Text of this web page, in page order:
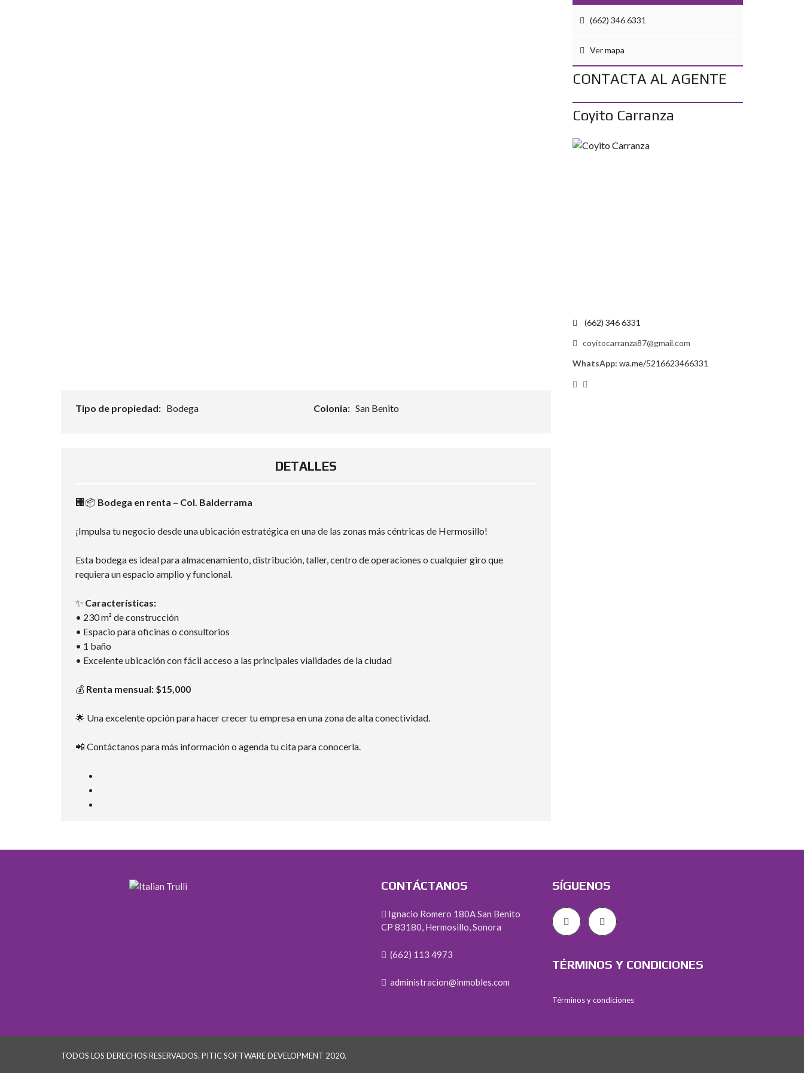
Tipo de propiedad: Bodega Colonia: San Benito
DETALLES
🏢📦 Bodega en renta – Col. Balderrama
¡Impulsa tu negocio desde una ubicación estratégica en una de las zonas más céntricas de Hermosillo!
Esta bodega es ideal para almacenamiento, distribución, taller, centro de operaciones o cualquier giro que
requiera un espacio amplio y funcional.
✨ Características:
• 230 m² de construcción
• Espacio para oficinas o consultorios
• 1 baño
• Excelente ubicación con fácil acceso a las principales vialidades de la ciudad
💰 Renta mensual: $15,000
🌟 Una excelente opción para hacer crecer tu empresa en una zona de alta conectividad.
📲 Contáctanos para más información o agenda tu cita para conocerla.
(662) 346 6331
Ver mapa
CONTACTA AL AGENTE
Coyito Carranza
(662) 346 6331
coyitocarranza87@gmail.com
WhatsApp: wa.me/5216623466331
CONTÁCTANOS
Ignacio Romero 180A San Benito
CP 83180, Hermosillo, Sonora
(662) 113 4973
administracion@inmobles.com
SÍGUENOS
TÉRMINOS Y CONDICIONES
Términos y condiciones
TODOS LOS DERECHOS RESERVADOS. PITIC SOFTWARE DEVELOPMENT 2020.